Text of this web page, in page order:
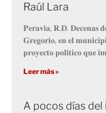
Raúl Lara
𝐏𝐞𝐫𝐚𝐯𝐢𝐚, 𝐑.𝐃. 𝐃𝐞𝐜𝐞𝐧𝐚𝐬
𝐆𝐫𝐞𝐠𝐨𝐫𝐢𝐨, 𝐞𝐧 𝐞𝐥
𝐩𝐫𝐨𝐲𝐞𝐜𝐭𝐨 𝐩𝐨𝐥𝐢́𝐭𝐢𝐜𝐨 𝐪𝐮𝐞
Leer más »
A pocos días del